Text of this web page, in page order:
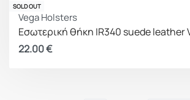
SOLD OUT
Vega Holsters
Εσωτερική θήκη IR340 suede leather
22.00€